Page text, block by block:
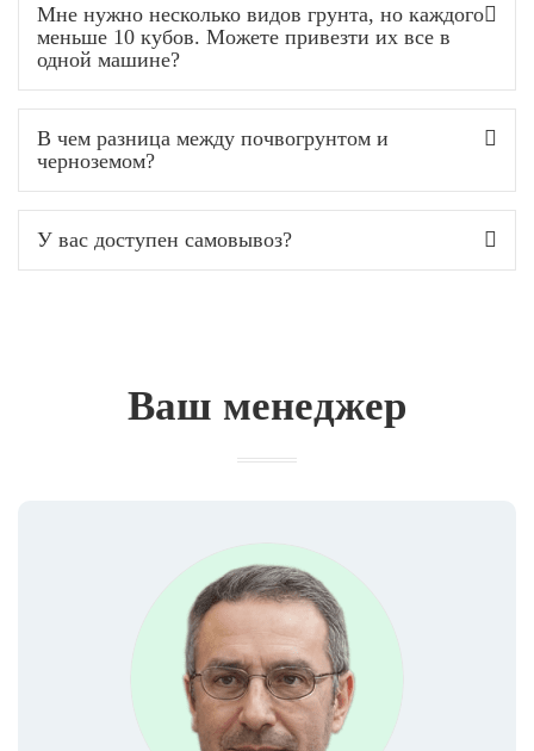
Мне нужно несколько видов грунта, но каждого
меньше 10 кубов. Можете привезти их все в
одной машине?
В чем разница между почвогрунтом и
черноземом?
У вас доступен самовывоз?
Ваш менеджер